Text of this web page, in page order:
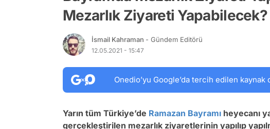
Mezarlık Ziyareti Yapabilecek?
İsmail Kahraman - Gündem Editörü
12.05.2021 - 15:47
Onedio’yu Google’da tercih edilen kaynak
Yarın tüm Türkiye’de Ramazan Bayramı heyecanı
gerçekleştirilen mezarlık ziyaretlerinin yapılıp